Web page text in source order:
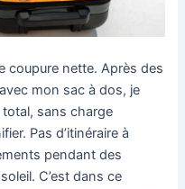
coupure nette. Après des
mon sac à dos, je
sans charge
Pas d’itinéraire à
pendant des
C’est dans ce